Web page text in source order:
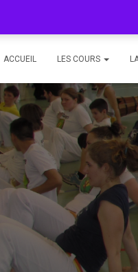
ACCUEIL LES COURS